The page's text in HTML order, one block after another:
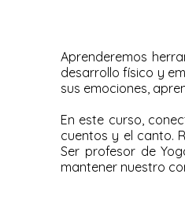
Aprenderemos
desarrollo físico y
sus emociones,
En este curso,
cuentos y el canto.
Ser profesor de
mantener nuestro